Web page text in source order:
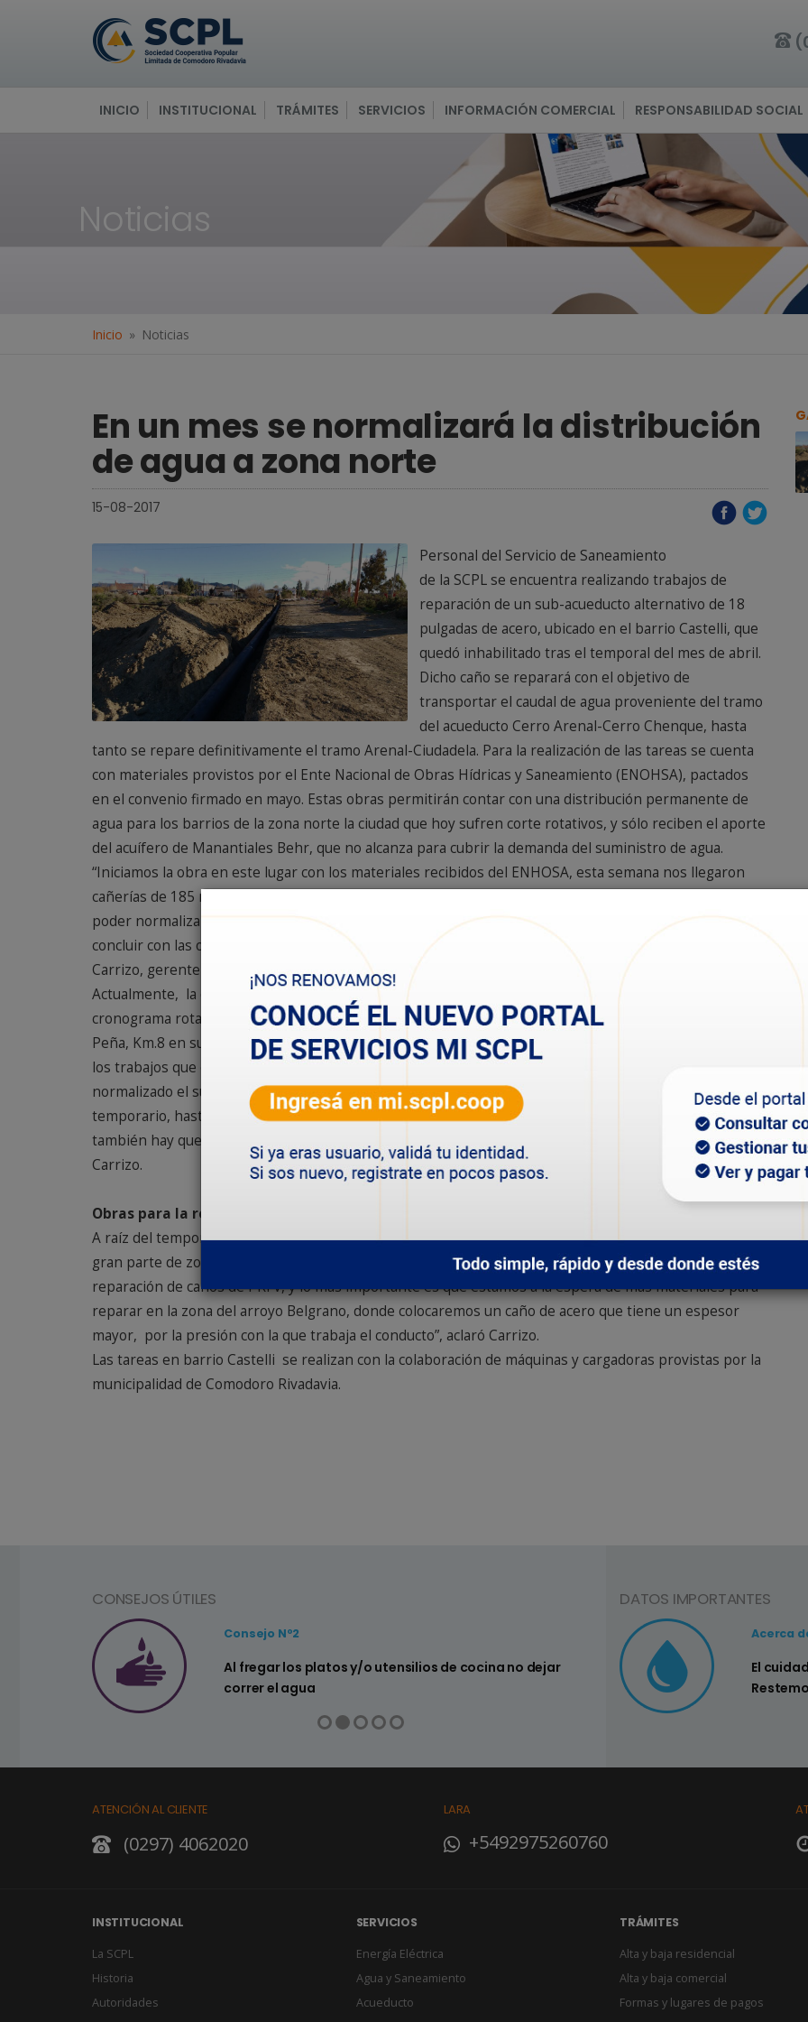
INICIO INSTITUCIONAL TRÁMITES SERVICIOS INFORMACIÓN COMERCIAL RESPONSABILIDAD SOCIAL
Noticias
Inicio Noticias
En un mes se normalizará la distribución
de agua a zona norte
15-08-2017
Personal del Servicio de Saneamiento
de la SCPL se encuentra realizando trabajos de
reparación de un sub-acueducto alternativo de 18
pulgadas de acero, ubicado en el barrio Castelli, que
quedó inhabilitado tras el temporal del mes de abril.
Dicho caño se reparará con el objetivo de
transportar el caudal de agua proveniente del tramo
del acueducto Cerro Arenal-Cerro Chenque, hasta
tanto se repare definitivamente el tramo Arenal-Ciudadela. Para la realización de las tareas se cuenta
con materiales provistos por el Ente Nacional de Obras Hídricas y Saneamiento (ENOHSA), pactados
en el convenio firmado en mayo. Estas obras permitirán contar con una distribución permanente de
agua para los barrios de la zona norte la ciudad que hoy sufren corte rotativos, y sólo reciben el aporte
del acuífero de Manantiales Behr, que no alcanza para cubrir la demanda del suministro de agua.
“Iniciamos la obra en este lugar con los materiales recibidos del ENHOSA, esta semana nos llegaron
cañerías de 185 metros y en estos momentos estamos realizando la instalación de la misma para
poder normalizar el suministro de agua en zona norte de la ciudad. Estimamos en un mes poder
concluir con las obras, dependiendo también que llegue el resto de los materiales”, explicó Adolfo
Carrizo, gerente del Servicio de Saneamiento.
Actualmente, la distribución del servicio de agua potable en zona norte se realiza mediante un
cronograma rotativo que implica cortes en los barrios Ciudadela, Próspero Palazzo, Km. 5, Rodríguez
Peña, Km.8 en su totalidad, Km.11, km.12, Km.14, Km.17, y Caleta Córdova. “Con el material recibido y
los trabajos que estamos realizando, esto va a beneficiar a los usuarios de zona norte que verá
normalizado el suministro de agua todos los días como era habitualmente. Cabe aclarar que esto es
temporario, hasta que se concluyan las obras de reparación del acueducto Arenal- Ciudadela que
también hay que restituirlo nuevamente y es el que más necesitamos en época estival “, concluyó
Carrizo.
Obras para la reparación acueducto Arenal –Ciudadela
A raíz del temporal uno de los acueductos más afectados fue el tramo Arenal-Ciudadela que abastece a
gran parte de zona norte. “Con la llegada de materiales del ENHOSA se comenzaron tareas de
reparación de caños de PRFV, y lo más importante es que estamos a la espera de más materiales para
reparar en la zona del arroyo Belgrano, donde colocaremos un caño de acero que tiene un espesor
mayor, por la presión con la que trabaja el conducto”, aclaró Carrizo.
Las tareas en barrio Castelli se realizan con la colaboración de máquinas y cargadoras provistas por la
municipalidad de Comodoro Rivadavia.
CONSEJOS ÚTILES
Consejo Nº2
Al fregar los platos y/o utensilios de cocina no dejar
correr el agua
Consejo Nº3
Controlar
su hogar
DATOS IMPORTANTES
Acerca
El
ATENCIÓN AL CLIENTE
(0297) 4062020
LARA
+5492975260760
INSTITUCIONAL
La SCPL
Historia
Autoridades
SERVICIOS
Energía Eléctrica
Agua y Saneamiento
Acueducto
TRÁMITES
Alta y baja residencial
Alta y baja comercial
Formas y lugares de pagos